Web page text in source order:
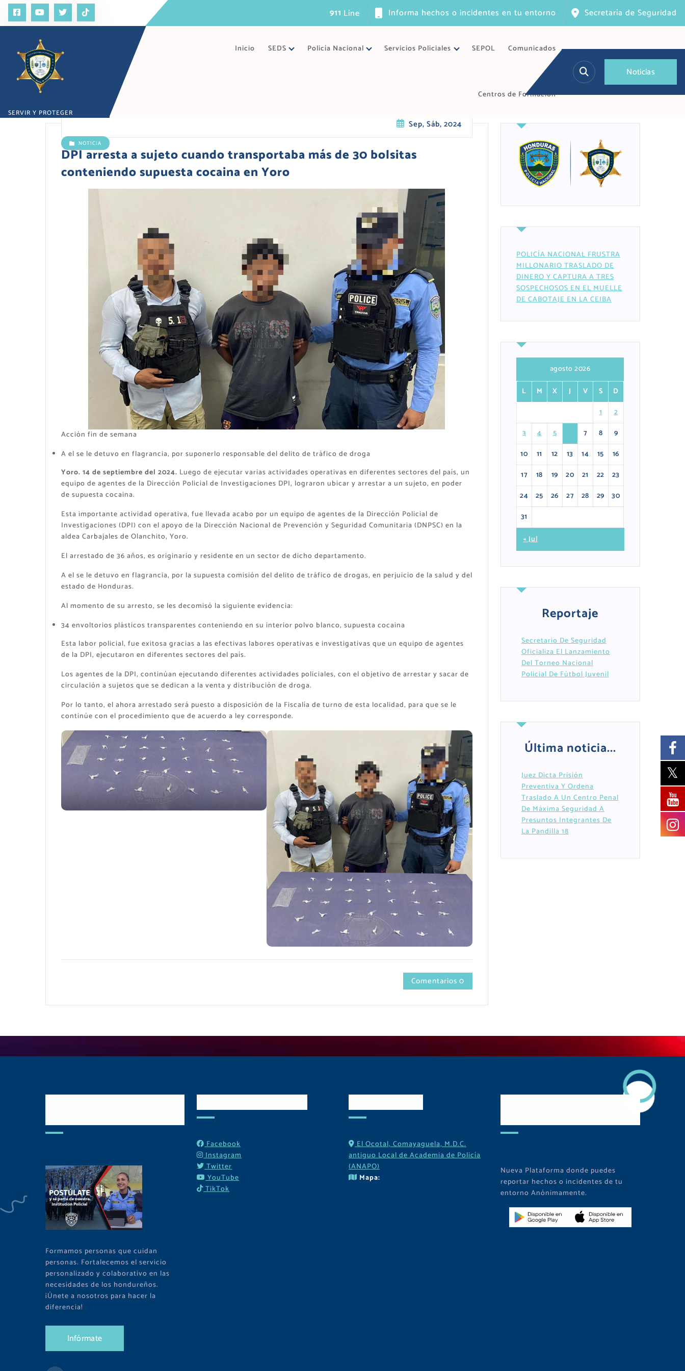
l
n
nea únic Informa hechos o incidentes en tu entorno Secretaría de Seguridad
SERVIR Y PROTEGER
Inicio SEDS Policía Nacional Servicios Policiales SEPOL Comunicados
Centros de Formación
Noticias
Sep, Sáb, 2024
NOTICIA
DPI arresta a sujeto cuando transportaba más de 30 bolsitas
conteniendo supuesta cocaina en Yoro
Acción fin de semana
A el se le detuvo en flagrancia, por suponerlo responsable del delito de tráfico de droga
Yoro. 14 de septiembre del 2024. Luego de ejecutar varias actividades operativas en diferentes sectores del país, un
equipo de agentes de la Dirección Policial de Investigaciones DPI, lograron ubicar y arrestar a un sujeto, en poder
de supuesta cocaina.
Esta importante actividad operativa, fue llevada acabo por un equipo de agentes de la Dirección Policial de
Investigaciones (DPI) con el apoyo de la Dirección Nacional de Prevención y Seguridad Comunitaria (DNPSC) en la
aldea Carbajales de Olanchito, Yoro.
El arrestado de 36 años, es originario y residente en un sector de dicho departamento.
A el se le detuvo en flagrancia, por la supuesta comisión del delito de tráfico de drogas, en perjuicio de la salud y del
estado de Honduras.
Al momento de su arresto, se les decomisó la siguiente evidencia:
34 envoltorios plásticos transparentes conteniendo en su interior polvo blanco, supuesta cocaina
Esta labor policial, fue exitosa gracias a las efectivas labores operativas e investigativas que un equipo de agentes
de la DPI, ejecutaron en diferentes sectores del país.
Los agentes de la DPI, continúan ejecutando diferentes actividades policiales, con el objetivo de arrestar y sacar de
circulación a sujetos que se dedican a la venta y distribución de droga.
Por lo tanto, el ahora arrestado será puesto a disposición de la Fiscalía de turno de esta localidad, para que se le
continúe con el procedimiento que de acuerdo a ley corresponde.
Comentarios 0
POLICÍA NACIONAL FRUSTRA
MILLONARIO TRASLADO DE
DINERO Y CAPTURA A TRES
SOSPECHOSOS EN EL MUELLE
DE CABOTAJE EN LA CEIBA
agosto 2026
L
M X J V S
D
1
2
3
4 5 7 8
9
10
11 12 13 14 15
16
17
18 19 20 21 22
23
24
25 26 27 28 29
30
31
« Jul
Reportaje
Secretario De Seguridad
Oficializa El Lanzamiento
Del Torneo Nacional
Policial De Fútbol Juvenil
Última noticia...
Juez Dicta Prisión
Preventiva Y Ordena
Traslado A Un Centro Penal
De Máxima Seguridad A
Presuntos Integrantes De
La Pandilla 18
Formamos personas que cuidan
personas. Fortalecemos el servicio
personalizado y colaborativo en las
necesidades de los hondureños.
¡Únete a nosotros para hacer la
diferencia!
Infórmate
Facebook
Instagram
Twitter
YouTube
TikTok
El Ocotal, Comayaguela, M.D.C.
antiguo Local de Academia de Policía
(ANAPO)
Mapa:
Nueva Plataforma donde puedes
reportar hechos o incidentes de tu
entorno Anónimamente.